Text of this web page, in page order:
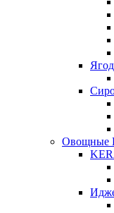
Овощные